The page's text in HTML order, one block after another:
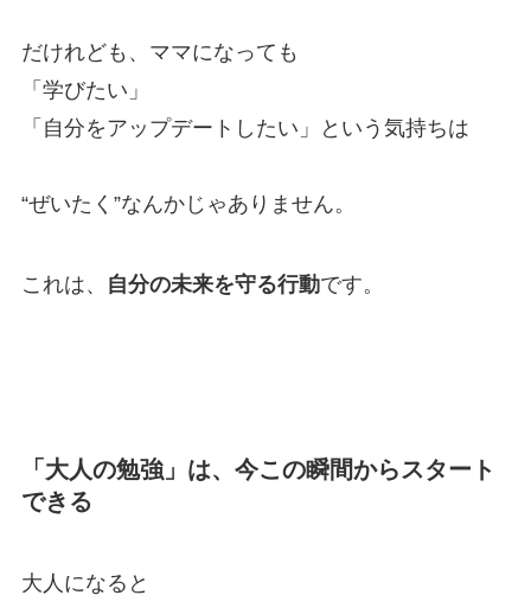
だけれども、ママになっても
「学びたい」
「自分をアップデートしたい」という気持ちは
“ぜいたく”なんかじゃありません。
これは、 自分の未来を守る行動です。
「大人の勉強」は、今この瞬間からスタート
できる
大人になると